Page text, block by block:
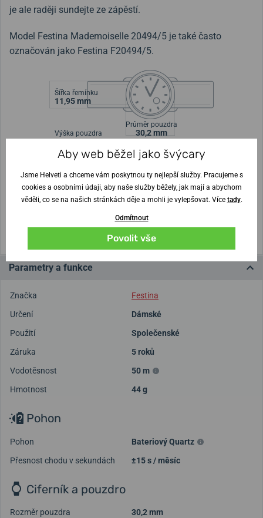
je ale raději sundejte ze zápěstí.
Model Festina Mademoiselle 20494/5 je také často
označován jako Festina F20494/5.
Šířka řemínku
11,95 mm
Výška pouzdra
Průměr pouzdra
30,2 mm
Nejste si jisti velikostí?
Vytisknout vzory velikostí
(U tisku nastavte Měřítko: Výchozí)
Parametry a funkce
Značka
Festina
Určení
Dámské
Použití
Společenské
Záruka
5 roků
Vodotěsnost
50 m
Hmotnost
44 g
Pohon
Pohon
Bateriový Quartz
Přesnost chodu v sekundách
±15 s / měsíc
Ciferník a pouzdro
Rozměr pouzdra
30,2 mm
Aby web běžel jako švýcary
Jsme Helveti a chceme vám poskytnou ty nejlepší služby. Pracujeme s
cookies a osobními údaji, aby naše služby běžely, jak mají a abychom
věděli, co se na našich stránkách děje a mohli je vylepšovat. Více tady.
Odmítnout
Povolit vše